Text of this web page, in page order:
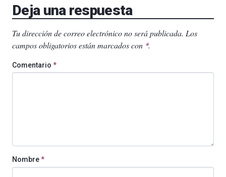
Deja una respuesta
Tu dirección de correo electrónico no será publicada. Los
campos obligatorios están marcados con *.
Comentario *
Nombre*